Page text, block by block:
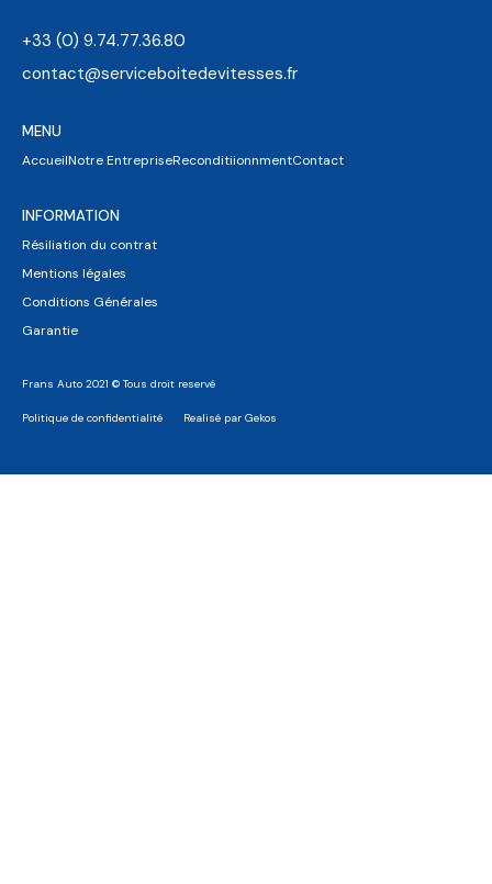
+33 (0) 9.74.77.36.80
contact@serviceboitedevitesses.fr
MENU
AccueilNotre EntrepriseReconditiionnmentContact
INFORMATION
Résiliation du contrat
Mentions légales
Conditions Générales
Garantie
Frans Auto 2021 © Tous droit reservé
Politique de confidentialité Realisé par Gekos